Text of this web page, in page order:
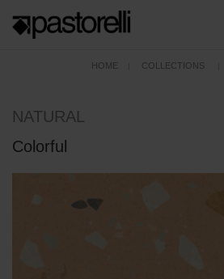
HOME COLLECTIONS
NATURAL
Colorful